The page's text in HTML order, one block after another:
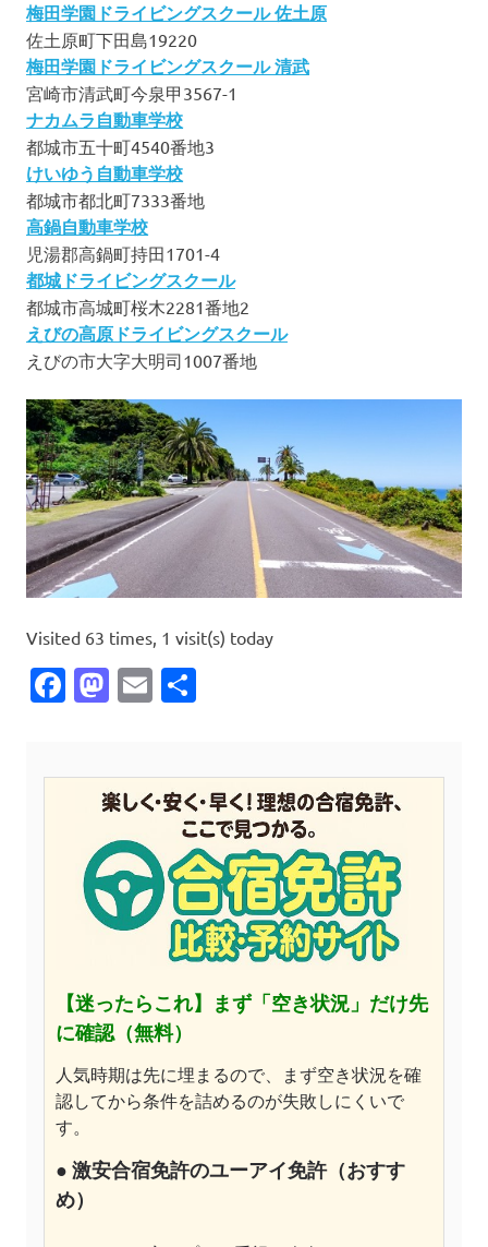
梅田学園ドライビングスクール 佐土原
佐土原町下田島19220
梅田学園ドライビングスクール 清武
宮崎市清武町今泉甲3567-1
ナカムラ自動車学校
都城市五十町4540番地3
けいゆう自動車学校
都城市都北町7333番地
高鍋自動車学校
児湯郡高鍋町持田1701-4
都城ドライビングスクール
都城市高城町桜木2281番地2
えびの高原ドライビングスクール
えびの市大字大明司1007番地
Visited 63 times, 1 visit(s) today
Facebook
Mastodon
Email
【迷ったらこれ】
まず「空き状況」だけ先
に確認（無料）
人気時期は先に埋まるので、まず空き状況を確
認してから条件を詰めるのが失敗しにくいで
す。
● 激安合宿免許のユーアイ免許（おすす
め）